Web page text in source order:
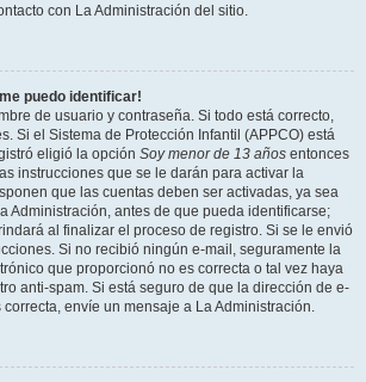
con La Administración del sitio.
puedo identificar!
de usuario y contraseña. Si todo está correcto,
Si el Sistema de Protección Infantil (APPCO) está
eligió la opción Soy menor de 13 años entonces
instrucciones que se le darán para activar la
que las cuentas deben ser activadas, ya sea
Administración, antes de que pueda identificarse;
al finalizar el proceso de registro. Si se le envió
Si no recibió ningún e-mail, seguramente la
que proporcionó no es correcta o tal vez haya
anti-spam. Si está seguro de que la dirección de e-
envíe un mensaje a La Administración.